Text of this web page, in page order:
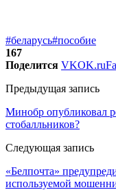
#беларусь#пособие
167
Поделится VKOK.ru
Предыдущая запись
Минобр опубликовал
стобалльников?
Следующая запись
«Белпочта»
используемой